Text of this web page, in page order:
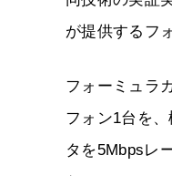
が提供するフ
フォーミュラ
フォン1台を
タを5Mbpsレ